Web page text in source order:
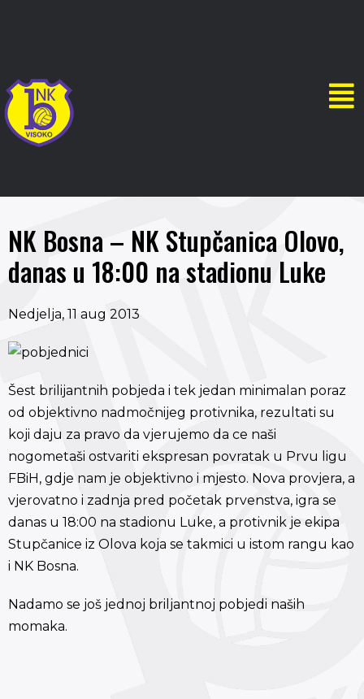
NK Bosna – NK Stupčanica Olovo,
danas u 18:00 na stadionu Luke
Nedjelja, 11 aug 2013
Šest brilijantnih pobjeda i tek jedan minimalan poraz
od objektivno nadmočnijeg protivnika, rezultati su
koji daju za pravo da vjerujemo da ce naši
nogometaši ostvariti ekspresan povratak u Prvu ligu
FBiH, gdje nam je objektivno i mjesto. Nova provjera, a
vjerovatno i zadnja pred početak prvenstva, igra se
danas u 18:00 na stadionu Luke, a protivnik je ekipa
Stupčanice iz Olova koja se takmici u istom rangu kao
i NK Bosna.
Nadamo se još jednoj briljantnoj pobjedi naših
momaka.